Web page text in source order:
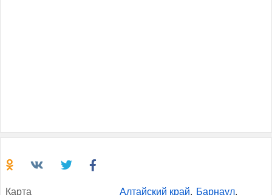
Кар­та Алтайский край, Барнаул,